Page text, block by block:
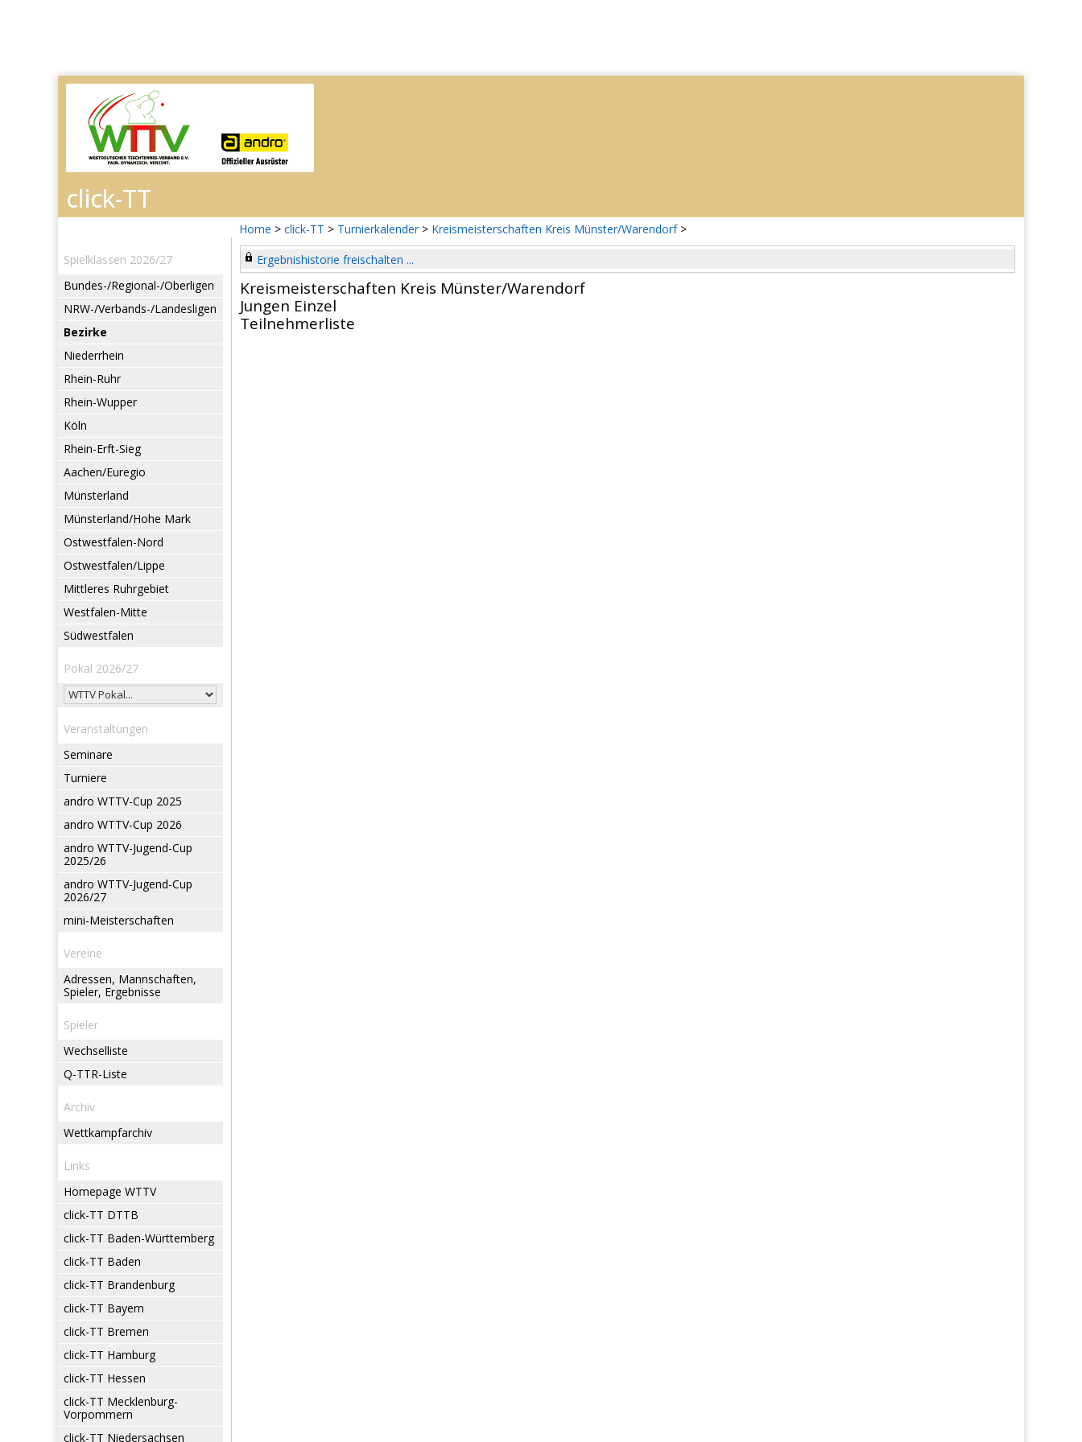
Home > click-TT > Turnierkalender > Kreismeisterschaften Kreis Münster/Warendorf>
Spielklassen 2026/27
Bundes-/Regional-/Oberligen
NRW-/Verbands-/Landesligen
Bezirke
Niederrhein
Rhein-Ruhr
Rhein-Wupper
Köln
Rhein-Erft-Sieg
Aachen/Euregio
Münsterland
Münsterland/Hohe Mark
Ostwestfalen-Nord
Ostwestfalen/Lippe
Mittleres Ruhrgebiet
Westfalen-Mitte
Südwestfalen
Pokal 2026/27
Veranstaltungen
Seminare
Turniere
andro WTTV-Cup 2025
andro WTTV-Cup 2026
andro WTTV-Jugend-Cup
2025/26
andro WTTV-Jugend-Cup
2026/27
mini-Meisterschaften
Vereine
Adressen, Mannschaften,
Spieler, Ergebnisse
Spieler
Wechselliste
Q-TTR-Liste
Archiv
Wettkampfarchiv
Links
Homepage WTTV
click-TT DTTB
click-TT Baden-Württemberg
click-TT Baden
click-TT Brandenburg
click-TT Bayern
click-TT Bremen
click-TT Hamburg
click-TT Hessen
click-TT Mecklenburg-
Vorpommern
click-TT Niedersachsen
Ergebnishistorie freischalten ...
Kreismeisterschaften Kreis Münster/Warendorf
Jungen Einzel
Teilnehmerliste